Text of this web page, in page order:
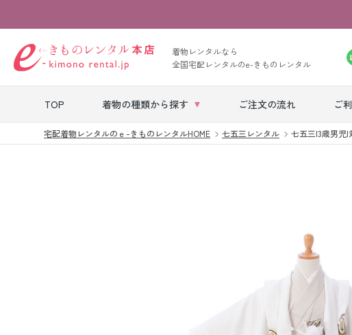
着物レンタルなら
全国宅配レンタルのe-きものレンタル
TOP 着物の種類から探す ご注文の流れ ご
七五三レンタル 振袖レン
男性礼装レ
ル
小物販売品
宅配着物レンタルのｅ-きものレンタルHOME 七五三レンタル 七五三|3歳男児|